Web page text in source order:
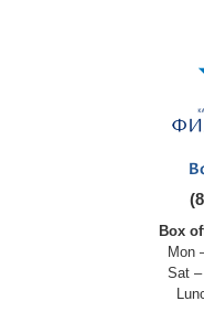
Box
Mon
Sat